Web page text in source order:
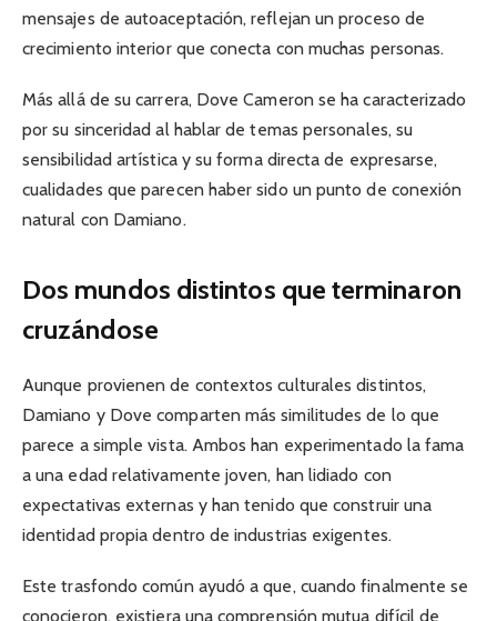
mensajes de autoaceptación, reflejan un proceso de
crecimiento interior que conecta con muchas personas.
Más allá de su carrera, Dove Cameron se ha caracterizado
por su sinceridad al hablar de temas personales, su
sensibilidad artística y su forma directa de expresarse,
cualidades que parecen haber sido un punto de conexión
natural con Damiano.
Dos mundos distintos que terminaron
cruzándose
Aunque provienen de contextos culturales distintos,
Damiano y Dove comparten más similitudes de lo que
parece a simple vista. Ambos han experimentado la fama
a una edad relativamente joven, han lidiado con
expectativas externas y han tenido que construir una
identidad propia dentro de industrias exigentes.
Este trasfondo común ayudó a que, cuando finalmente se
conocieron, existiera una comprensión mutua difícil de